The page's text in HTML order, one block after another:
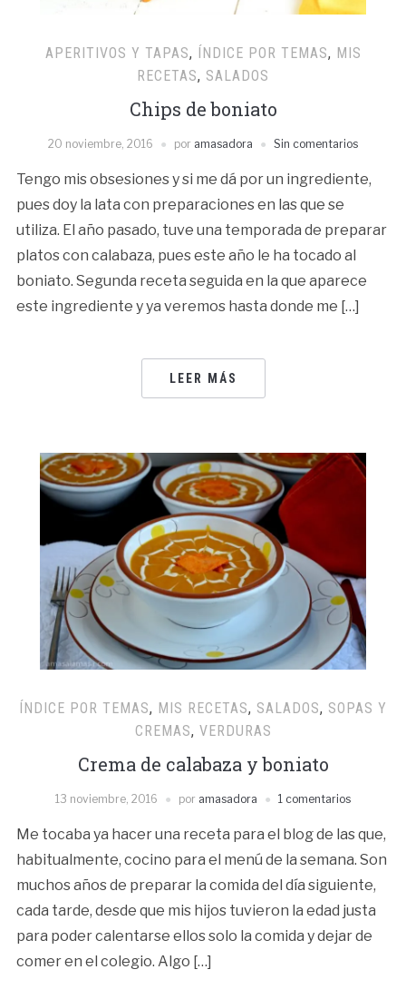
APERITIVOS Y TAPAS, ÍNDICE POR TEMAS, MIS
RECETAS, SALADOS
Chips de boniato
20 noviembre, 2016 por amasadora Sin comentarios
Tengo mis obsesiones y si me dá por un ingrediente,
pues doy la lata con preparaciones en las que se
utiliza. El año pasado, tuve una temporada de preparar
platos con calabaza, pues este año le ha tocado al
boniato. Segunda receta seguida en la que aparece
este ingrediente y ya veremos hasta donde me […]
LEER MÁS
ÍNDICE POR TEMAS, MIS RECETAS, SALADOS, SOPAS Y
CREMAS, VERDURAS
Crema de calabaza y boniato
13 noviembre, 2016 por amasadora 1 comentarios
Me tocaba ya hacer una receta para el blog de las que,
habitualmente, cocino para el menú de la semana. Son
muchos años de preparar la comida del día siguiente,
cada tarde, desde que mis hijos tuvieron la edad justa
para poder calentarse ellos solo la comida y dejar de
comer en el colegio. Algo […]